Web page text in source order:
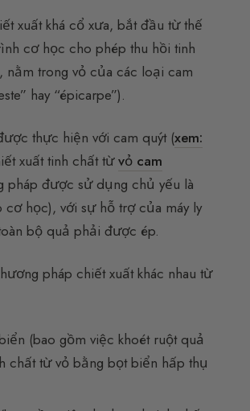
xuất khá cổ xưa, bắt đầu từ thế
cơ học cho phép thu hồi tinh
nằm trong vỏ của các loại cam
hay “épicarpe”).
thực hiện với cam quýt (xem:
xuất tinh chất từvỏ cam
pháp được sử dụng chủ yếu là
cơ học), với sự hỗ trợ của máy ly
bộ quả phải được ép.
pháp chiết xuất khác nhau từ
(bao gồm việc khoét ruột quả
chất từ vỏ bằng bọt biển hấp thụ